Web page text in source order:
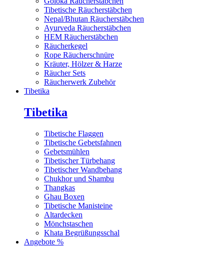
Tibetische Räucherstäbchen
Nepal/Bhutan Räucherstäbchen
Ayurveda Räucherstäbchen
HEM Räucherstäbchen
Räucherkegel
Rope Räucherschnüre
Kräuter, Hölzer & Harze
Räucher Sets
Räucherwerk Zubehör
Tibetika
Tibetika
Tibetische Flaggen
Tibetische Gebetsfahnen
Gebetsmühlen
Tibetischer Türbehang
Tibetischer Wandbehang
Chukhor und Shambu
Thangkas
Ghau Boxen
Tibetische Manisteine
Altardecken
Mönchstaschen
Khata Begrüßungsschal
Angebote %